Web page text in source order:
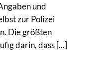
und
zur Polizei
Die größten
darin, dass [...]